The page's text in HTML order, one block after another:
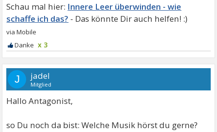
Innere Leer überwinden - wie
schaffe ich das?
x 3
J jadel
Mitglied
Hallo Antagonist,
so Du noch da bist: Welche Musik hörst du gerne?